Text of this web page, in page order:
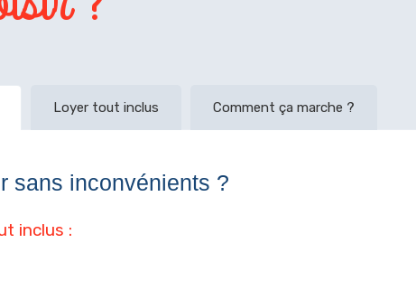
Loyer tout inclus Comment ça marche ?
sans inconvénients ?
inclus :